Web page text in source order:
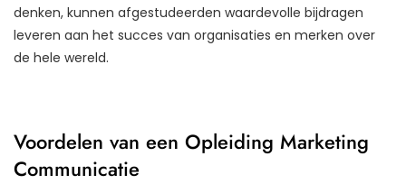
denken, kunnen afgestudeerden waardevolle bijdragen
leveren aan het succes van organisaties en merken over
de hele wereld.
Voordelen van een Opleiding Marketing
Communicatie